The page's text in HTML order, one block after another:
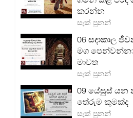
කරන්න
සැක් පූනන්
06 සදාකාල
මග
මාවත
සැක් පූනන්
09 යේසුස් යන
තේරුම කුමක්ද
සැක් පූනන්